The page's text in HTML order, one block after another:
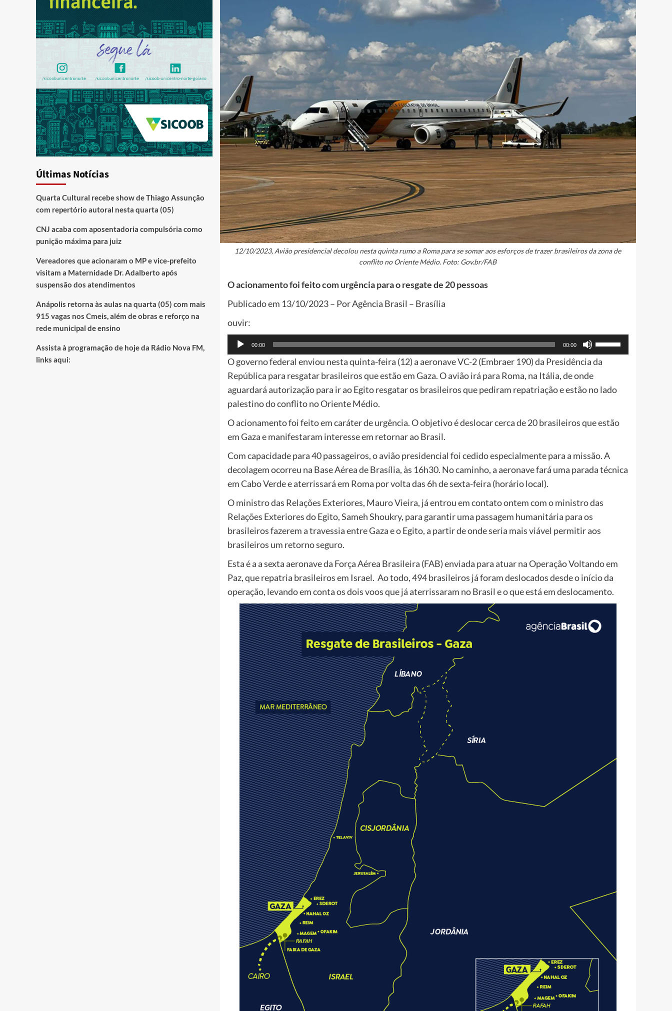
12/10/2023, Avião presidencial decolou nesta quinta rumo a Roma para se somar aos esforços de trazer brasileiros da zona de
conflito no Oriente Médio. Foto: Gov.br/FAB
O acionamento foi feito com urgência para o resgate de 20 pessoas
Publicado em 13/10/2023 – Por Agência Brasil – Brasília
ouvir:
Tocador
de
áudio
00:00 00:00
Use
as
para
para
aumentar
o
O governo federal enviou nesta quinta-feira (12) a aeronave VC-2 (Embraer 190) da Presidência da
República para resgatar brasileiros que estão em Gaza. O avião irá para Roma, na Itália, de onde
aguardará autorização para ir ao Egito resgatar os brasileiros que pediram repatriação e estão no lado
palestino do conflito no Oriente Médio.
O acionamento foi feito em caráter de urgência. O objetivo é deslocar cerca de 20 brasileiros que estão
em Gaza e manifestaram interesse em retornar ao Brasil.
Com capacidade para 40 passageiros, o avião presidencial foi cedido especialmente para a missão. A
decolagem ocorreu na Base Aérea de Brasília, às 16h30. No caminho, a aeronave fará uma parada técnica
em Cabo Verde e aterrissará em Roma por volta das 6h de sexta-feira (horário local).
O ministro das Relações Exteriores, Mauro Vieira, já entrou em contato ontem com o ministro das
Relações Exteriores do Egito, Sameh Shoukry, para garantir uma passagem humanitária para os
brasileiros fazerem a travessia entre Gaza e o Egito, a partir de onde seria mais viável permitir aos
brasileiros um retorno seguro.
Esta é a a sexta aeronave da Força Aérea Brasileira (FAB) enviada para atuar na Operação Voltando em
Paz, que repatria brasileiros em Israel. Ao todo, 494 brasileiros já foram deslocados desde o início da
operação, levando em conta os dois voos que já aterrissaram no Brasil e o que está em deslocamento.
Últimas Notícias
Quarta Cultural recebe show de Thiago Assunção
com repertório autoral nesta quarta (05)
CNJ acaba com aposentadoria compulsória como
punição máxima para juiz
Vereadores que acionaram o MP e vice-prefeito
visitam a Maternidade Dr. Adalberto após
suspensão dos atendimentos
Anápolis retorna às aulas na quarta (05) com mais
915 vagas nos Cmeis, além de obras e reforço na
rede municipal de ensino
Assista à programação de hoje da Rádio Nova FM,
links aqui: